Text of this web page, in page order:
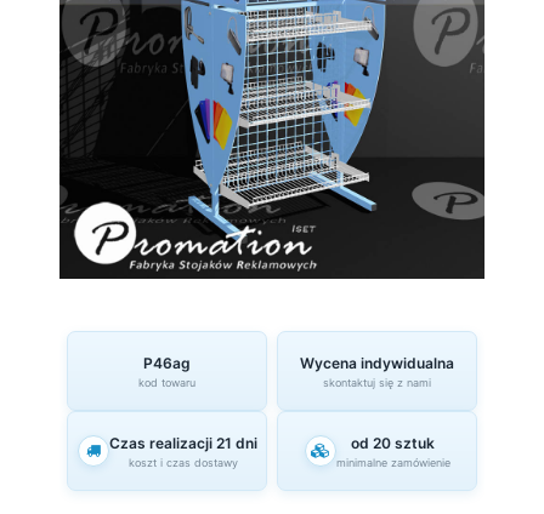
P46ag
kod towaru
Wycena indywidualna
skontaktuj się z nami
Czas realizacji 21 dni
koszt i czas dostawy
od 20 sztuk
minimalne zamówienie